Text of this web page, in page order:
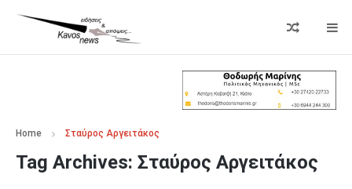
Home Σταύρος Αργειτάκος
Tag Archives: Σταύρος Αργειτάκος